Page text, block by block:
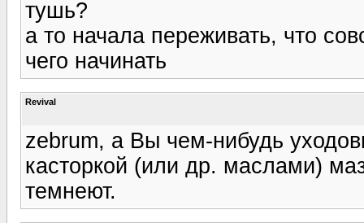
тушь?
а то начала переживать, что
чего начинать
Revival
zebrum, а Вы чем-нибудь
касторкой (или др. маслами)
темнеют.